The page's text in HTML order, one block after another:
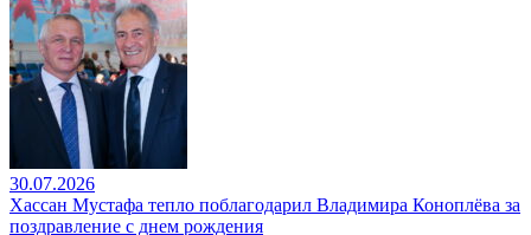
30.07.2026
Хассан Мустафа тепло поблагодарил Владимира Коноплёва за
поздравление с днем рождения